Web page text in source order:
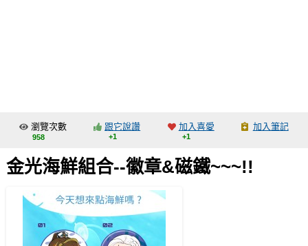
交流中心
攤位轉讓區
會員中心
註冊會員
瀏覽次數
958
跟它說讚
+1
加入喜愛
+1
加入筆記
金光海鮮組合--徽章&磁鐵~~~!!